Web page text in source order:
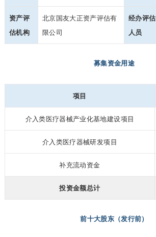
资产评
估机构
北京国友大正资产评估有
限公司
经办评估
人员
募集资金用途
项目
介入类医疗器械产业化基地建设项目
介入类医疗器械研发项目
补充流动资金
投资金额总计
前十大股东（发行前）